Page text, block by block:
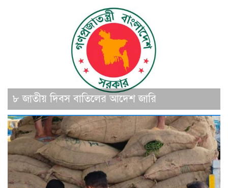
৮ জাতীয় দিবস বাতিলের আদেশ জারি